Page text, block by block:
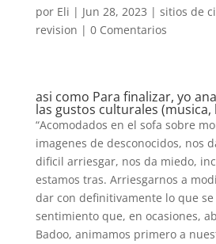
por Eli | Jun 28, 2023 | sitios de
revision | 0 Comentarios
asi­ como Para finalizar, yo
las gustos culturales (musica,
“Acomodados en el sofa sobre
imagenes de desconocidos, nos
dificil arriesgar, nos da miedo,
estamos tras. Arriesgarnos a
dar con definitivamente lo que
sentimiento que, en ocasiones,
Badoo, animamos primero a